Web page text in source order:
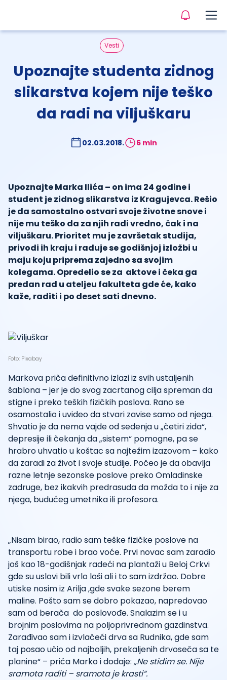
Vesti
Upoznajte studenta zidnog
slikarstva kojem nije teško
da radi na viljuškaru
02.03.2018. 6 min
Upoznajte Marka Ilića – on ima 24 godine i
student je zidnog slikarstva iz Kragujevca. Rešio
je da samostalno ostvari svoje životne snove i
nije mu teško da za njih radi vredno, čak i na
viljuškaru. Prioritet mu je završetak studija,
privodi ih kraju i raduje se godišnjoj izložbi u
maju koju priprema zajedno sa svojim
kolegama. Opredelio se za aktove i čeka ga
predan rad u ateljeu fakulteta gde će, kako
kaže, raditi i po deset sati dnevno.
Foto: Pixabay
Markova priča definitivno izlazi iz svih ustaljenih
šablona – jer je do svog zacrtanog cilja spreman da
stigne i preko teških fizičkih poslova. Rano se
osamostalio i uvideo da stvari zavise samo od njega.
Shvatio je da nema vajde od sedenja u „četiri zida“,
depresije ili čekanja da „sistem“ pomogne, pa se
hrabro uhvatio u koštac sa najtežim izazovom – kako
da zaradi za život i svoje studije. Počeo je da obavlja
razne letnje sezonske poslove preko Omladinske
zadruge, bez ikakvih predrasuda da možda to i nije za
njega, budućeg umetnika ili profesora.
„Nisam birao, radio sam teške fizičke poslove na
transportu robe i brao voće. Prvi novac sam zaradio
još kao 18-godišnjak radeći na plantaži u Beloj Crkvi
gde su uslovi bili vrlo loši ali i to sam izdržao. Dobre
utiske nosim iz Arilja ,gde svake sezone berem
maline. Pošto sam se dobro pokazao, napredovao
sam od berača do poslovođe. Snalazim se i u
brojnim poslovima na poljoprivrednom gazdinstva.
Zarađivao sam i izvlačeći drva sa Rudnika, gde sam
taj posao učio od najboljih, prekaljenih drvoseča sa te
planine“ – priča Marko i dodaje: „Ne stidim se. Nije
sramota raditi – sramota je krasti“.